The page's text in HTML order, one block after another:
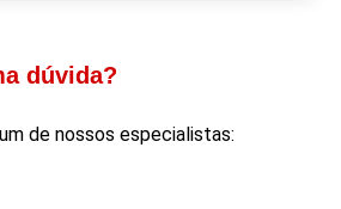
dúvida?
de nossos especialistas: